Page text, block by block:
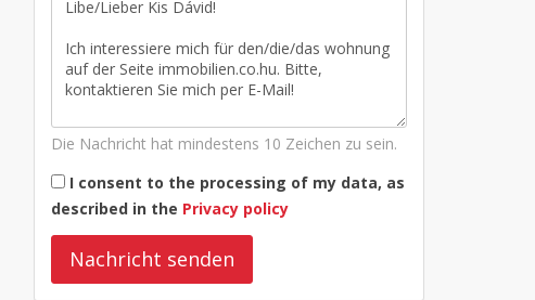
Die Nachricht hat mindestens 10 Zeichen zu sein.
I consent to the processing of my data, as
described in the Privacy policy
Nachricht senden